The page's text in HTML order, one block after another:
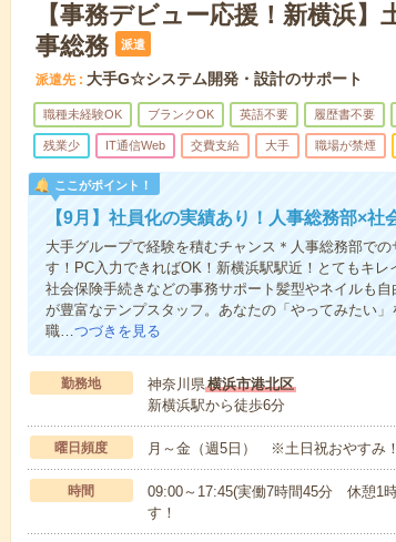
【事務デビュー応援！新横浜
事総務
派遣
派遣先 大手G☆システム開発・設計のサポート
職種未経験OK ブランクOK 英語不要 履歴書不要
残業少 IT通信Web 交費支給 大手 職場が禁煙
ここがポイント！
【9月】社員化の実績あり！人事総務部×
大手グループで経験を積むチャンス＊人事総務部で
す！PC入力できればOK！新横浜駅駅近！とてもキ
社会保険手続きなどの事務サポート髪型やネイルも
が豊富なテンプスタッフ。あなたの「やってみたい
職…つづきを見る
勤務地 神奈川県横浜市港北区
新横浜駅から徒歩6分
曜日頻度 月～金（週5日） ※土日祝おやすみ！
時間
09:00～17:45(実働7時間45分 休憩1
す！